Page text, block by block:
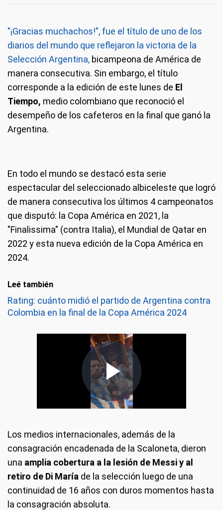
"¡Gracias muchachos!", fue el título de uno de los
diarios del mundo que reflejaron la victoria de la
Selección Argentina, bicampeona de América de
manera consecutiva. Sin embargo, el título
corresponde a la edición de este lunes de El
Tiempo, medio colombiano que reconoció el
desempeño de los cafeteros en la final que ganó la
Argentina.
En todo el mundo se destacó esta serie
espectacular del seleccionado albiceleste que logró
de manera consecutiva los últimos 4 campeonatos
que disputó: la Copa América en 2021, la
"Finalissima" (contra Italia), el Mundial de Qatar en
2022 y esta nueva edición de la Copa América en
2024.
Leé también
Rating: cuánto midió el partido de Argentina contra
Colombia en la final de la Copa América 2024
Los medios internacionales, además de la
consagración encadenada de la Scaloneta, dieron
una amplia cobertura a la lesión de Messi y al
retiro de Di María de la selección luego de una
continuidad de 16 años con duros momentos hasta
la consagración absoluta.